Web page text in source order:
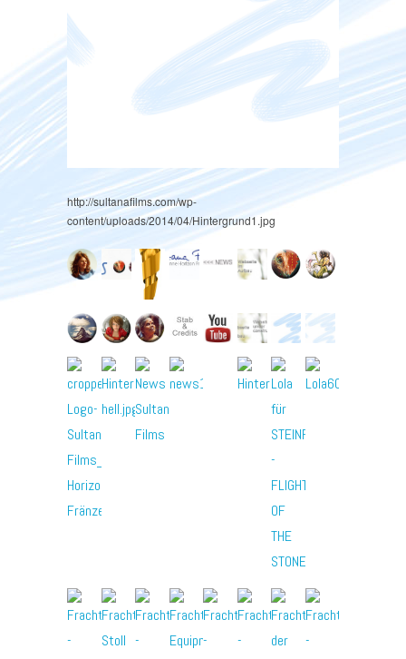
http://sultanafilms.com/wp-
content/uploads/2014/04/Hintergrund1.jpg